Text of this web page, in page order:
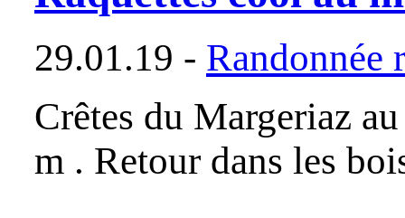
29.01.19 - Randonnée
Crêtes du Margeriaz
m . Retour dans les